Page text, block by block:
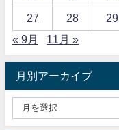
27 28 29
« 9月
11月 »
月別アーカイブ